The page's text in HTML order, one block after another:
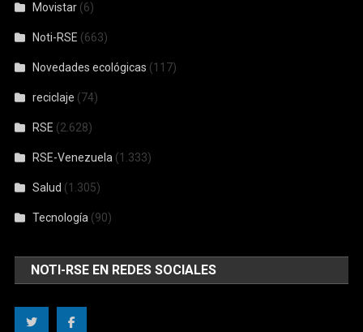
Movistar (6)
Noti-RSE (663)
Novedades ecológicas (117)
reciclaje (74)
RSE (2.628)
RSE-Venezuela (1.333)
Salud (1.305)
Tecnología (90)
NOTI-RSE EN REDES SOCIALES